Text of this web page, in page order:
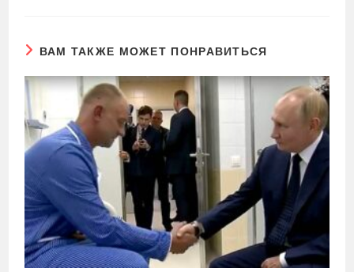
ВАМ ТАКЖЕ МОЖЕТ ПОНРАВИТЬСЯ